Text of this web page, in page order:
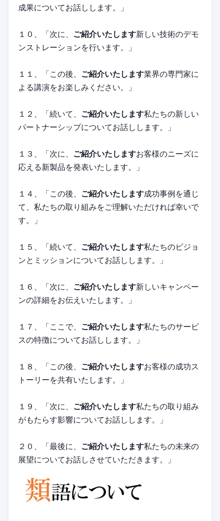
成果についてお話しします。」
１０、「次に、 ご紹介いたします新しい技術のデモ
ンストレーションを行います。」
１１、「この後、 ご紹介いたします業界の専門家に
よる講演をお楽しみください。」
１２、「続いて、 ご紹介いたします私たちの新しい
パートナーシップについてお話しします。」
１３、「次に、 ご紹介いたしますお客様のニーズに
応える新製品を発表いたします。」
１４、「この後、 ご紹介いたします成功事例を通じ
て、私たちの取り組みをご理解いただければ幸いで
す。」
１５、「続いて、 ご紹介いたします私たちのビジョ
ンとミッションについてお話しします。」
１６、「次に、 ご紹介いたします新しいキャンペー
ンの詳細をお伝えいたします。」
１７、「ここで、 ご紹介いたします私たちのサービ
スの特徴についてお話しします。」
１８、「この後、 ご紹介いたしますお客様の成功ス
トーリーを共有いたします。」
１９、「次に、 ご紹介いたします私たちの取り組み
がもたらす影響についてお話しします。」
２０、「最後に、 ご紹介いたします私たちの未来の
展望についてお話しさせていただきます。」